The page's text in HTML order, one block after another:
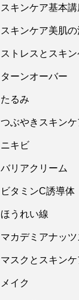
スキンケア基本講
スキンケア美肌の
ストレスとスキン
ターンオーバー
たるみ
つぶやきスキンケ
ニキビ
バリアクリーム
ビタミンC誘導体
ほうれい線
マカデミアナッ
マスクとスキンケ
メイク